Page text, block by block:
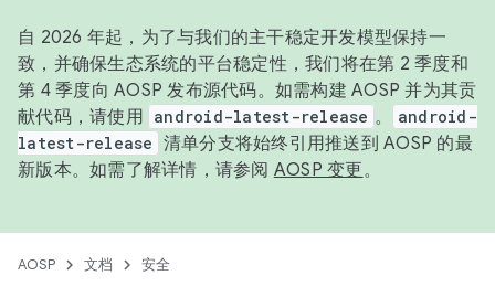
自 2026 年起，为了与我们的主干稳定开发模型保持一
致，并确保生态系统的平台稳定性，我们将在第 2 季度和
第 4 季度向 AOSP 发布源代码。如需构建 AOSP 并为其贡
献代码，请使用 android-latest-release 。
android-
latest-release 清单分支将始终引用推送到 AOSP 的最
新版本。如需了解详情，请参阅 AOSP 变更。
AOSP 文档 安全